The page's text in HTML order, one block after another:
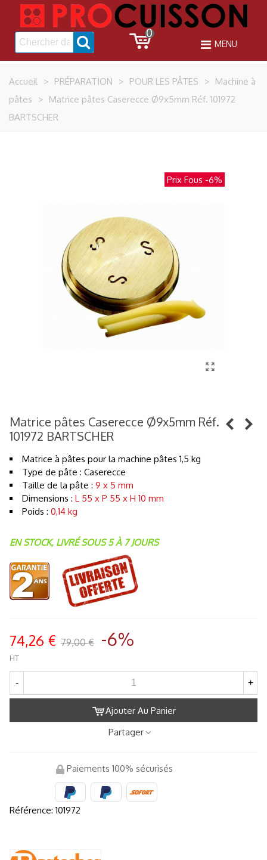
0
MENU
Accueil > PRÉPARATION > POUR LES PÂTES > Machine à
pâtes
> Matrice pâtes Caserecce Ø9x5mm Réf. 101972
BARTSCHER
Prix Fous -6%
Matrice pâtes Caserecce Ø9x5mm Réf.
101972 BARTSCHER
Matrice à pâtes pour la machine pâtes 1,5 kg
Type de pâte : Caserecce
Taille de la pâte : 9 x 5 mm
Dimensions : L 55 x P 55 x H 10 mm
Poids : 0,14 kg
EN STOCK, LIVRÉ SOUS 5 À 7 JOURS
74,26 € 79,00 € -6%
HT
- +
Ajouter Au Panier
Partager
Paiements 100% sécurisés
Référence: 101972